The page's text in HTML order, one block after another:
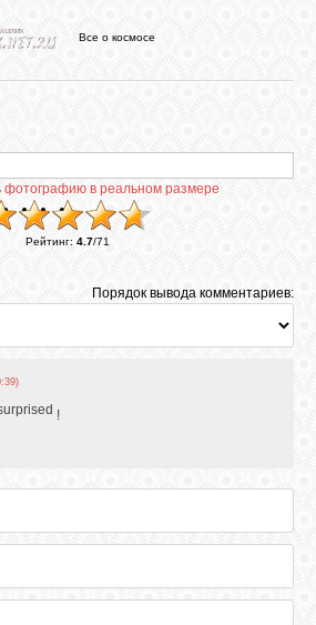
Все о космосе
фотографию в реальном размере
Рейтинг: 4.7/71
Порядок вывода комментариев:
!